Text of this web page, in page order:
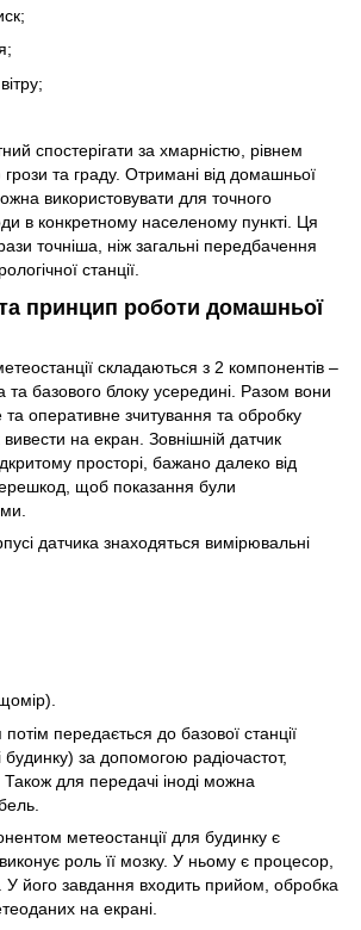
спостерігати за хмарністю, рівнем
та граду. Отримані від домашньої
використовувати для точного
в конкретному населеному пункті. Ця
точніша, ніж загальні передбачення
станції.
принцип роботи домашньої
складаються з 2 компонентів –
та базового блоку усередині. Разом вони
та оперативне зчитування та обробку
на екран. Зовнішній датчик
просторі, бажано далеко від
щоб показання були
датчика знаходяться вимірювальні
передається до базової станції
будинку) за допомогою радіочастот,
для передачі іноді можна
метеостанції для будинку є
роль її мозку. У ньому є процесор,
У його завдання входить прийом, обробка
на екрані.